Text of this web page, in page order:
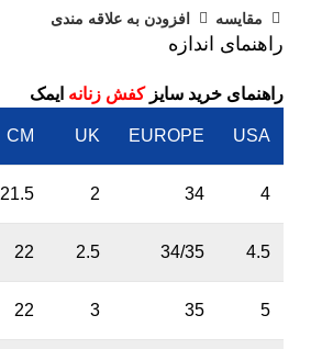
مقایسه افزودن به علاقه مندی
راهنمای اندازه
راهنمای خرید سایز کفش زنانه ایمک
USA
EUROPE
UK
CM
4
34
2
21.5
4.5
34/35
2.5
22
5
35
3
22